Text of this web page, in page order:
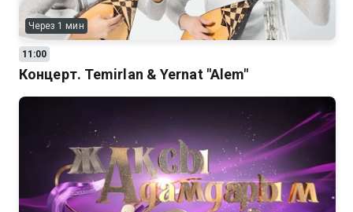
Через 1 мин
11:00
Концерт. Temirlan & Yernat "Alem"